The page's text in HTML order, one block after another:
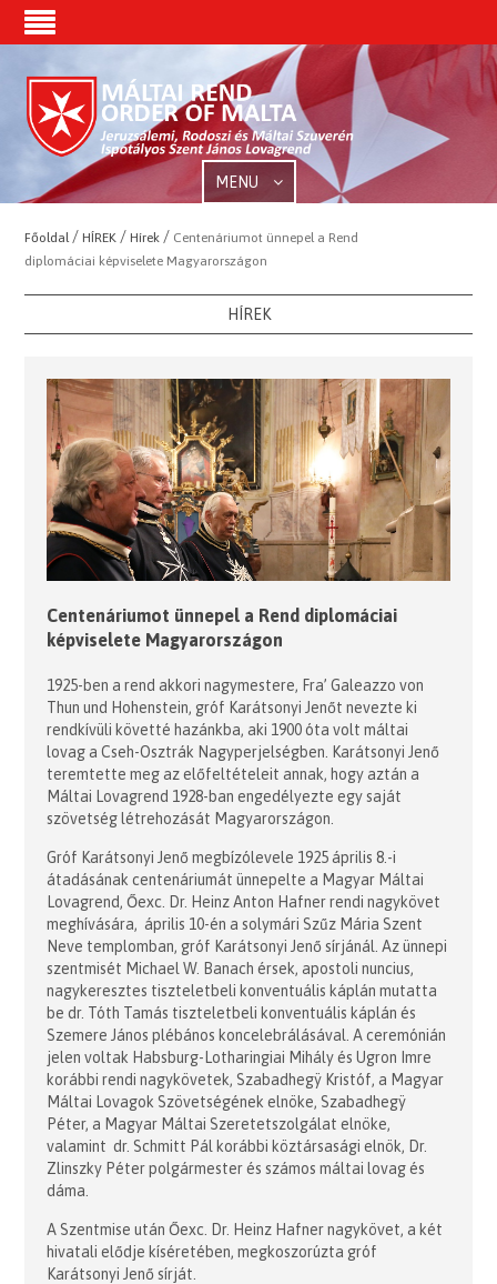
MENU
Főoldal /HÍREK /Hírek / Centenáriumot ünnepel a Rend
diplomáciai képviselete Magyarországon
HÍREK
Centenáriumot ünnepel a Rend diplomáciai
képviselete Magyarországon
1925-ben a rend akkori nagymestere, Fra’ Galeazzo von
Thun und Hohenstein, gróf Karátsonyi Jenőt nevezte ki
rendkívüli követté hazánkba, aki 1900 óta volt máltai
lovag a Cseh-Osztrák Nagyperjelségben. Karátsonyi Jenő
teremtette meg az előfeltételeit annak, hogy aztán a
Máltai Lovagrend 1928-ban engedélyezte egy saját
szövetség létrehozását Magyarországon.
Gróf Karátsonyi Jenő megbízólevele 1925 április 8.-i
átadásának centenáriumát ünnepelte a Magyar Máltai
Lovagrend, Őexc. Dr. Heinz Anton Hafner rendi nagykövet
meghívására, április 10-én a solymári Szűz Mária Szent
Neve templomban, gróf Karátsonyi Jenő sírjánál. Az ünnepi
szentmisét Michael W. Banach érsek, apostoli nuncius,
nagykeresztes tiszteletbeli konventuális káplán mutatta
be dr. Tóth Tamás tiszteletbeli konventuális káplán és
Szemere János plébános koncelebrálásával. A ceremónián
jelen voltak Habsburg-Lotharingiai Mihály és Ugron Imre
korábbi rendi nagykövetek, Szabadhegÿ Kristóf, a Magyar
Máltai Lovagok Szövetségének elnöke, Szabadhegÿ
Péter, a Magyar Máltai Szeretetszolgálat elnöke,
valamint dr. Schmitt Pál korábbi köztársasági elnök, Dr.
Zlinszky Péter polgármester és számos máltai lovag és
dáma.
A Szentmise után Őexc. Dr. Heinz Hafner nagykövet, a két
hivatali elődje kíséretében, megkoszorúzta gróf
Karátsonyi Jenő sírját.